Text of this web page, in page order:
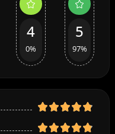
4
0%
5
97%